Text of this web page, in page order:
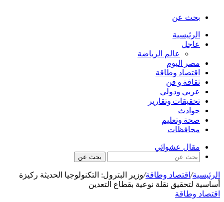
بحث عن
الرئيسية
عاجل
عالم الرياضة
مصر اليوم
اقتصاد وطاقة
ثقافة و فن
عربي ودولي
تحقيقات وتقارير
حوادث
صحة وتعليم
محافظات
مقال عشوائي
بحث عن
الرئيسية/ اقتصاد وطاقة/وزير البترول: التكنولوجيا الحديثة ركيزة
أساسية لتحقيق نقلة نوعية بقطاع التعدين
اقتصاد وطاقة